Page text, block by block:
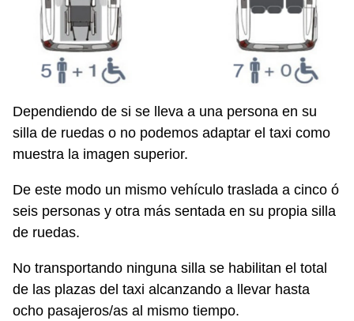
Dependiendo de si se lleva a una persona en su
silla de ruedas o no podemos adaptar el taxi como
muestra la imagen superior.
De este modo un mismo vehículo traslada a cinco ó
seis personas y otra más sentada en su propia silla
de ruedas.
No transportando ninguna silla se habilitan el total
de las plazas del taxi alcanzando a llevar hasta
ocho pasajeros/as al mismo tiempo.